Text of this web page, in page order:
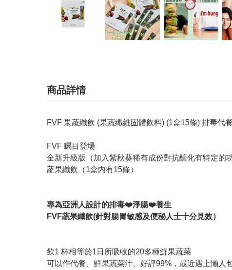
商品詳情
FVF 果蔬纖飲 (果蔬纖維固體飲料) (1盒15條) 排毒代
FVF 矚目登場
全新升級版（加入紫秋葵稀有成份對抗醣化有特定的功
蔬果纖飲（1盒內有15條）
專為亞洲人設計的排毒❤️淨腸❤️養生
FVF蔬果纖飲(針對腸胃敏感及便秘人士十分見效）
飲1 杯相等於1日所吸收的20多種鮮果蔬菜
可以作代餐、鮮果蔬菜汁、好評99%，最近遇上懶人